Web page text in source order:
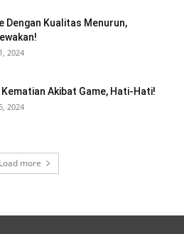
Dengan Kualitas Menurun,
2024
Kematian Akibat Game, Hati-Hati!
2024
Load more